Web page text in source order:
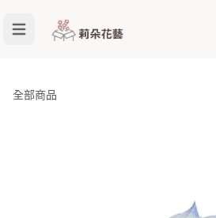
全部商品